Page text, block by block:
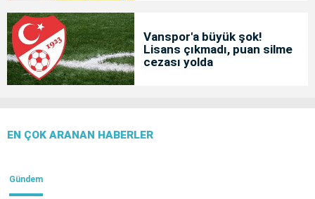
Vanspor'a büyük şok!
Lisans çıkmadı, puan silme
cezası yolda
EN ÇOK ARANAN HABERLER
Gündem